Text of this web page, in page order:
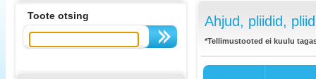
Toote otsing Ahjud, pliidid,
*Tellimustooted ei kuulu